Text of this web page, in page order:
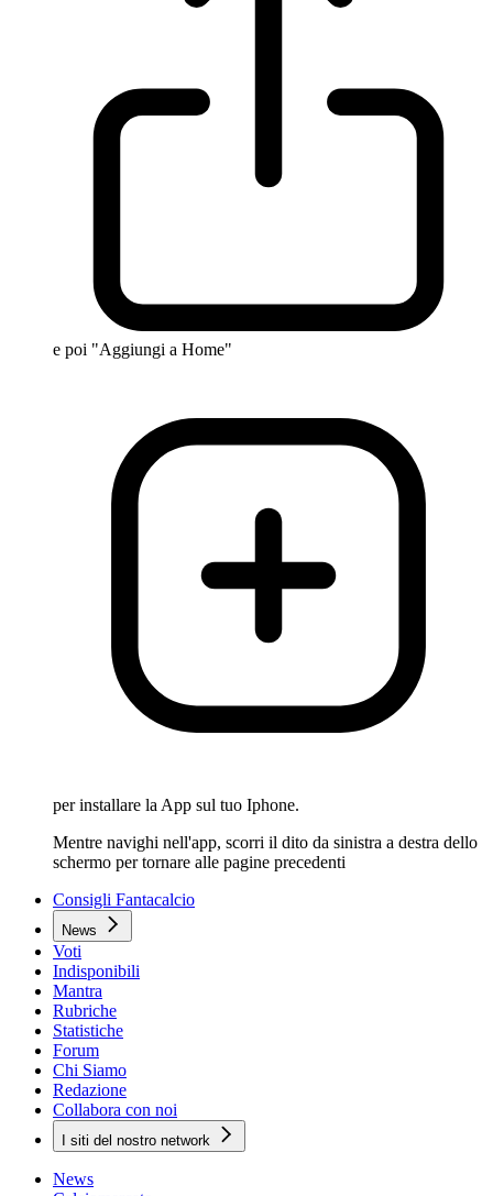
e poi "Aggiungi a Home"
per installare la App sul tuo Iphone.
Mentre navighi nell'app, scorri il dito da sinistra a destra dello
schermo per tornare alle pagine precedenti
Consigli Fantacalcio
News
Voti
Indisponibili
Mantra
Rubriche
Statistiche
Forum
Chi Siamo
Redazione
Collabora con noi
I siti del nostro network
News